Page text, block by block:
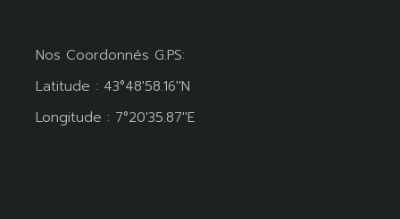
Nos Coordonnés G.PS:
Latitude : 43°48'58.16''N
Longitude : 7°20'35.87''E